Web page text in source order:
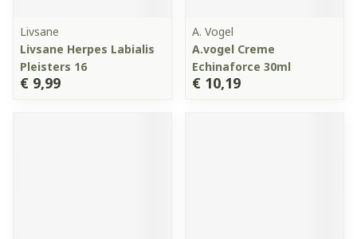
Livsane
Livsane Herpes Labialis
Pleisters 16
€ 9,99
A. Vogel
A.vogel Creme
Echinaforce 30ml
€ 10,19